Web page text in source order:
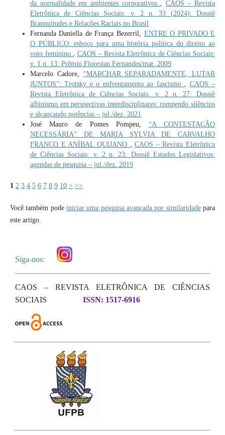
da normalidade em ambientes corporativos
CAOS – Revista
Eletrônica de Ciências Sociais: v. 2 n. 33 (2024): Dossiê
Branquitudes e Relações Raciais no Brasil
Fernanda Daniella de França Bezerril, ENTRE O PRIVADO E
O PÚBLICO: esboço para uma história política do direito ao
voto feminino
CAOS – Revista Eletrônica de Ciências Sociais:
v. 1 n. 13: Prêmio Florestan Fernandes/mar. 2009
Marcelo Cadore, “MARCHAR SEPARADAMENTE, LUTAR
JUNTOS”: Trotsky e o enfrentamento ao fascismo
CAOS –
Revista Eletrônica de Ciências Sociais: v. 2 n. 27: Dossiê
albinismo em perspectivas interdisciplinares: rompendo silêncios
e alcançando potências – jul./dez. 2021
José Mauro de Pontes Pompeu, “A CONTESTAÇÃO
NECESSÁRIA” DE MARIA SYLVIA DE CARVALHO
FRANCO E ANÍBAL QUIJANO
,CAOS – Revista Eletrônica
de Ciências Sociais: v. 2 n. 23: Dossiê Estudos Legislativos:
agendas de pesquisa – jul./dez. 2019
1 2 3 4 5 6 7 8 9 10 > >>
Você também pode iniciar uma pesquisa avançada por similaridadepara
este artigo.
Siga-nos:
CAOS – REVISTA ELETRÔNICA DE CIÊNCIAS
SOCIAIS
ISSN: 1517-6916